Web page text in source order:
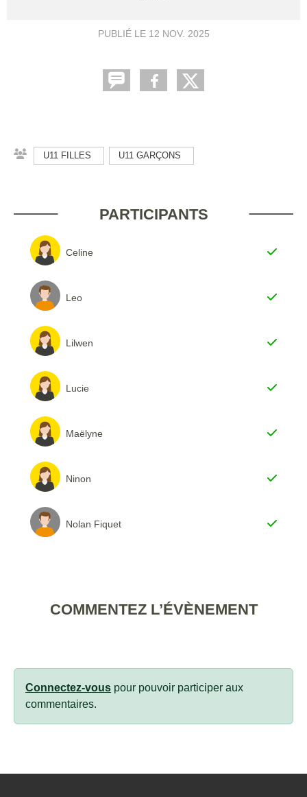
PUBLIÉ LE 12 NOV. 2025
U11 FILLES U11 GARÇONS
PARTICIPANTS
Celine
Leo
Lilwen
Lucie
Maëlyne
Ninon
Nolan Fiquet
COMMENTEZ L’ÉVÈNEMENT
Connectez-vous pour pouvoir participer aux
commentaires.